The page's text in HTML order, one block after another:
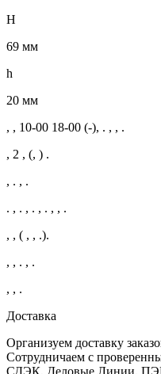
H
69 мм
h
20 мм
, , 10-00 18-00 (-), . , , .
, 2 , (, ) .
, . , .
. , . , . , . , , .
, , ( , , .).
, , . , .
, , .
Доставка
Организуем доставку
Сотрудничаем с
СДЭК, Деловые Линии,